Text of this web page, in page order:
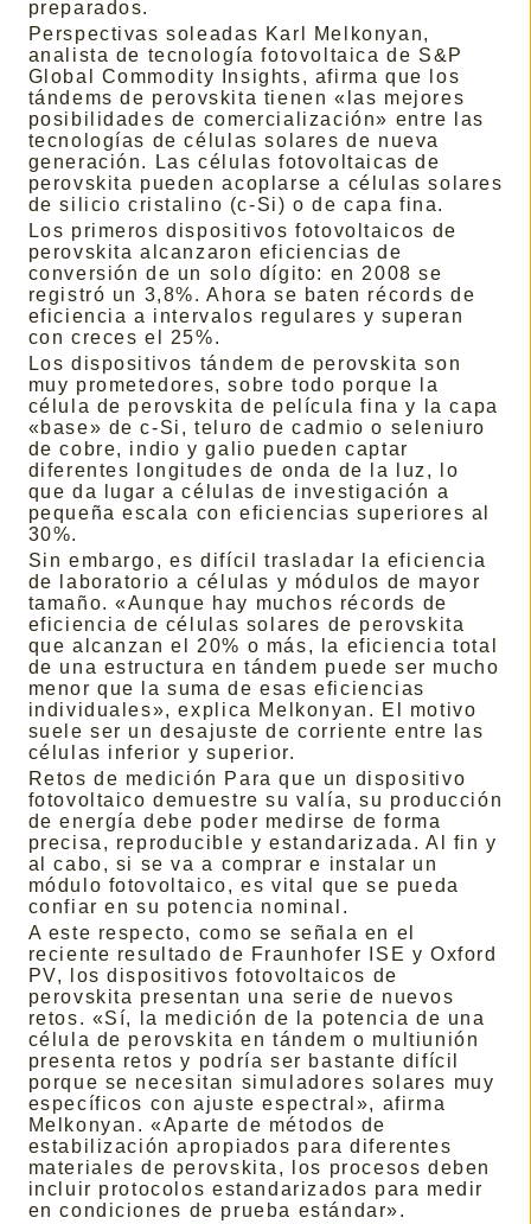
preparados.
Perspectivas soleadas Karl Melkonyan,
analista de tecnología fotovoltaica de S&P
Global Commodity Insights, afirma que los
tándems de perovskita tienen «las mejores
posibilidades de comercialización» entre las
tecnologías de células solares de nueva
generación. Las células fotovoltaicas de
perovskita pueden acoplarse a células solares
de silicio cristalino (c-Si) o de capa fina.
Los primeros dispositivos fotovoltaicos de
perovskita alcanzaron eficiencias de
conversión de un solo dígito: en 2008 se
registró un 3,8%. Ahora se baten récords de
eficiencia a intervalos regulares y superan
con creces el 25%.
Los dispositivos tándem de perovskita son
muy prometedores, sobre todo porque la
célula de perovskita de película fina y la capa
«base» de c-Si, teluro de cadmio o seleniuro
de cobre, indio y galio pueden captar
diferentes longitudes de onda de la luz, lo
que da lugar a células de investigación a
pequeña escala con eficiencias superiores al
30%.
Sin embargo, es difícil trasladar la eficiencia
de laboratorio a células y módulos de mayor
tamaño. «Aunque hay muchos récords de
eficiencia de células solares de perovskita
que alcanzan el 20% o más, la eficiencia total
de una estructura en tándem puede ser mucho
menor que la suma de esas eficiencias
individuales», explica Melkonyan. El motivo
suele ser un desajuste de corriente entre las
células inferior y superior.
Retos de medición Para que un dispositivo
fotovoltaico demuestre su valía, su producción
de energía debe poder medirse de forma
precisa, reproducible y estandarizada. Al fin y
al cabo, si se va a comprar e instalar un
módulo fotovoltaico, es vital que se pueda
confiar en su potencia nominal.
A este respecto, como se señala en el
reciente resultado de Fraunhofer ISE y Oxford
PV, los dispositivos fotovoltaicos de
perovskita presentan una serie de nuevos
retos. «Sí, la medición de la potencia de una
célula de perovskita en tándem o multiunión
presenta retos y podría ser bastante difícil
porque se necesitan simuladores solares muy
específicos con ajuste espectral», afirma
Melkonyan. «Aparte de métodos de
estabilización apropiados para diferentes
materiales de perovskita, los procesos deben
incluir protocolos estandarizados para medir
en condiciones de prueba estándar».